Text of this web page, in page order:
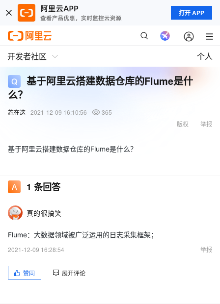
打开 APP
开发者社区 个人
基于阿里云搭建数据仓库的Flume是什
么？
芯在这 2021-12-09 16:10:56
365
举报
版权
基于阿里云搭建数据仓库的Flume是什么？
1 条回答
真的很搞笑
Flume：大数据领域被广泛运用的日志采集框架；
2021-12-09 16:28:54
举报
赞同 展开评论